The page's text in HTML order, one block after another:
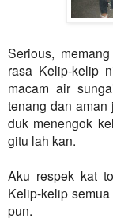
Serious,
rasa Kelip-kelip
macam air
tenang dan aman
duk menengok
gitu lah kan.
Aku respek kat
Kelip-kelip
pun.